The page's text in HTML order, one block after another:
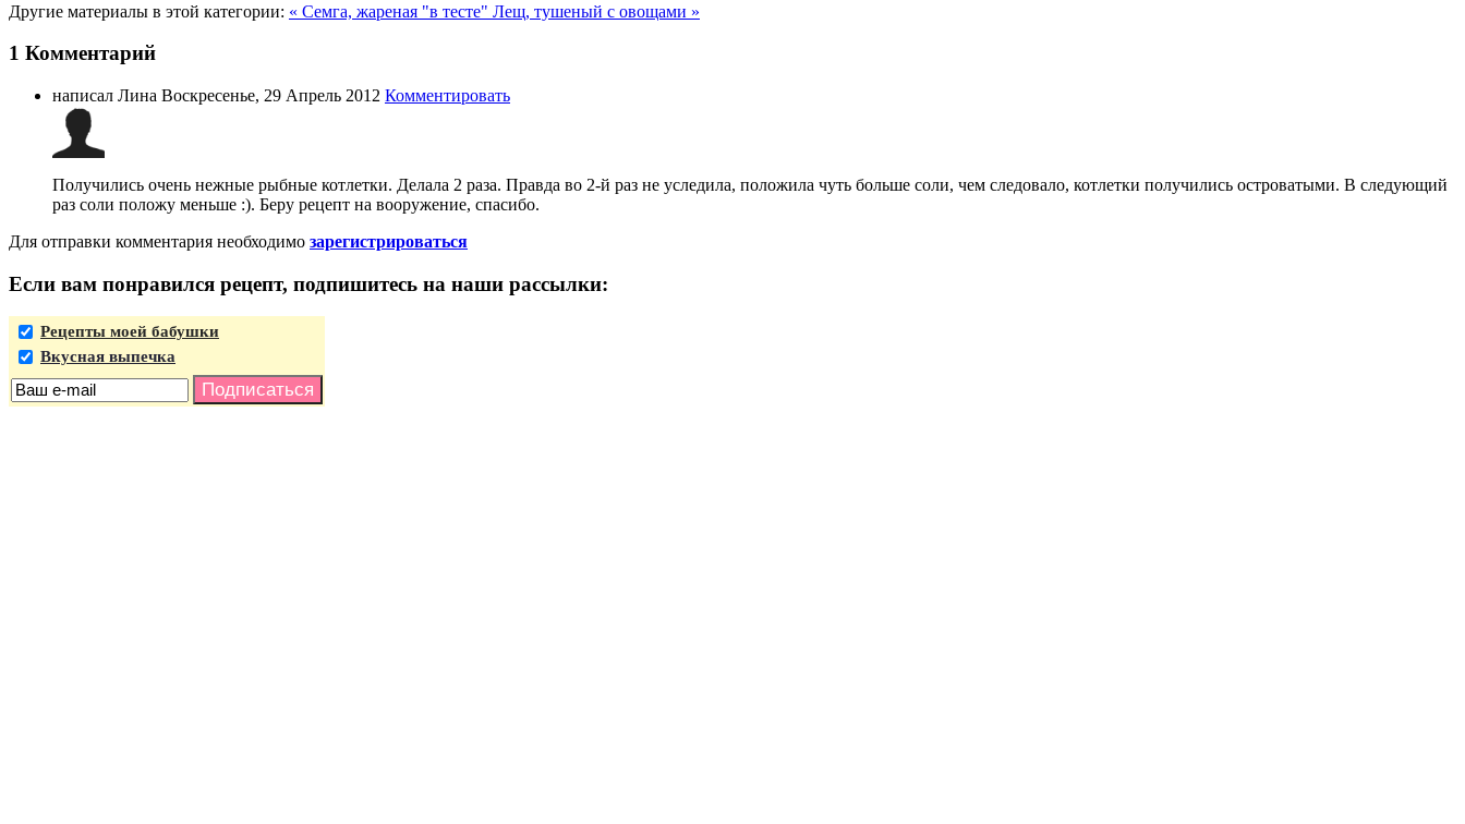
Другие материалы в этой категории: « Семга, жареная "в тесте" Лещ, тушеный с овощами »
1 Комментарий
написал Лина Воскресенье, 29 Апрель 2012 Комментировать
Получились очень нежные рыбные котлетки. Делала 2 раза. Правда во 2-й раз не уследила, положила чуть больше соли, чем следовало, котлетки получились островатыми. В следующий
раз соли положу меньше :). Беру рецепт на вооружение, спасибо.
Для отправки комментария необходимо зарегистрироваться
Если вам понравился рецепт, подпишитесь на наши рассылки:
Рецепты моей бабушки
Вкусная выпечка